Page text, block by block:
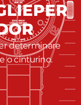
PER
determinare
o cinturino.